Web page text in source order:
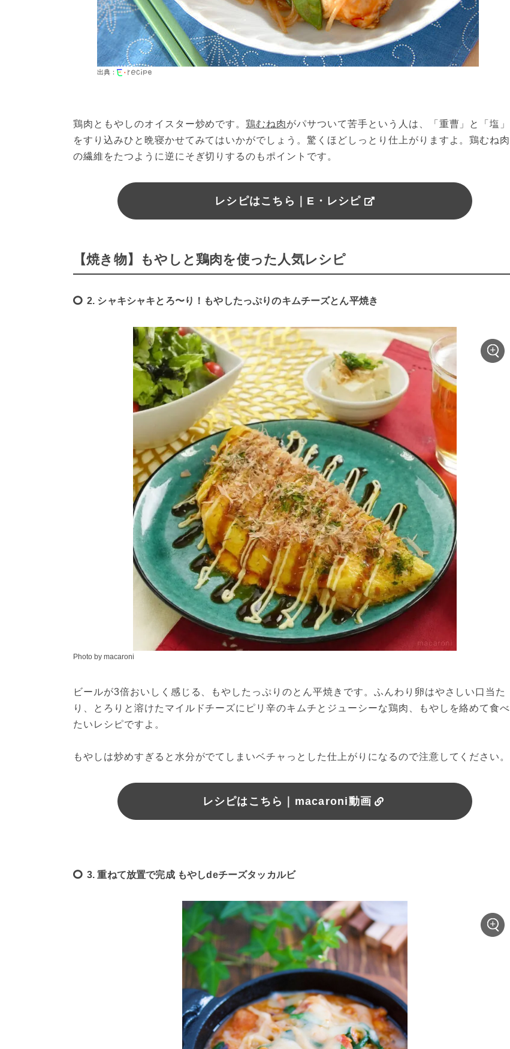
出典：
鶏肉ともやしのオイスター炒めです。鶏むね肉がパサついて苦手という人は、「重曹」と「塩」
をすり込みひと晩寝かせてみてはいかがでしょう。驚くほどしっとり仕上がりますよ。鶏むね肉
の繊維をたつように逆にそぎ切りするのもポイントです。
レシピはこちら｜E・レシピ
【焼き物】もやしと鶏肉を使った人気レシピ
2. シャキシャキとろ〜り！もやしたっぷりのキムチーズとん平焼き
Photo by macaroni
ビールが3倍おいしく感じる、もやしたっぷりのとん平焼きです。ふんわり卵はやさしい口当た
り、とろりと溶けたマイルドチーズにピリ辛のキムチとジューシーな鶏肉、もやしを絡めて食べ
たいレシピですよ。
もやしは炒めすぎると水分がでてしまいベチャっとした仕上がりになるので注意してください。
レシピはこちら｜macaroni動画
3. 重ねて放置で完成 もやしdeチーズタッカルビ